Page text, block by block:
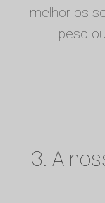
melhor os
peso
3. A